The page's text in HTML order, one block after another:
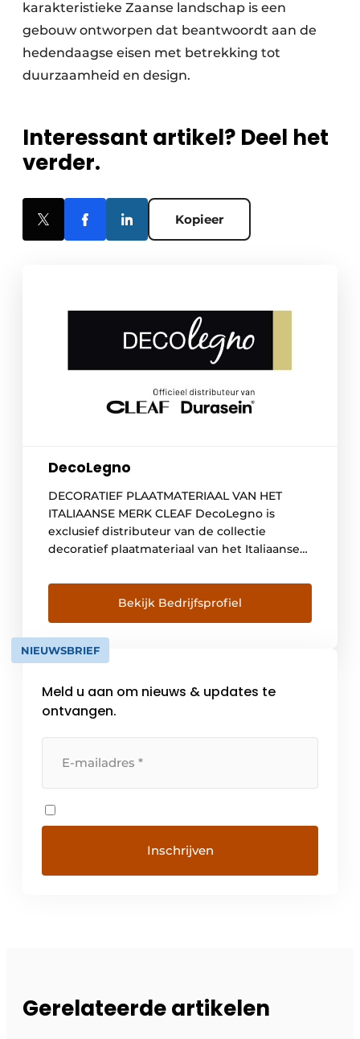
karakteristieke Zaanse landschap is een
gebouw ontworpen dat beantwoordt aan de
hedendaagse eisen met betrekking tot
duurzaamheid en design.
Interessant artikel? Deel het
verder.
Kopieer
DecoLegno
DECORATIEF PLAATMATERIAAL VAN HET
ITALIAANSE MERK CLEAF DecoLegno is
exclusief distributeur van de collectie
decoratief plaatmateriaal van het Italiaanse
alternatief voor de toepassing van
natuurlijke materialen in interieur- en
meubelontwerp voor zowel particuliere- als
kantoor- of hospitality projecten.
Plaatmateriaal met optische én voelbare
hoogwaardige […]
Bekijk Bedrijfsprofiel
NIEUWSBRIEF
Meld u aan om nieuws & updates te
ontvangen.
Gerelateerde artikelen